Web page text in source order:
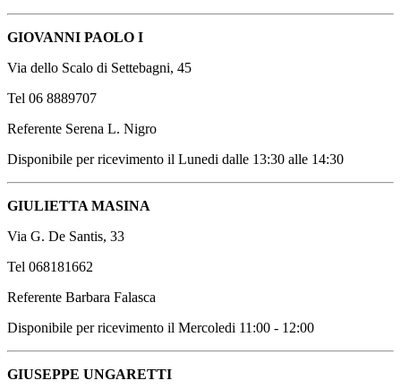
GIOVANNI PAOLO I
Via dello Scalo di Settebagni, 45
Tel 06 8889707
Referente Serena L. Nigro
Disponibile per ricevimento il Lunedi dalle 13:30 alle 14:30
GIULIETTA MASINA
Via G. De Santis, 33
Tel 068181662
Referente Barbara Falasca
Disponibile per ricevimento il Mercoledi 11:00 - 12:00
GIUSEPPE UNGARETTI